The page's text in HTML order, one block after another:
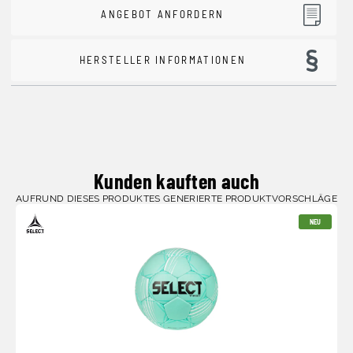
ANGEBOT ANFORDERN
HERSTELLER INFORMATIONEN
Kunden kauften auch
AUFRUND DIESES PRODUKTES GENERIERTE PRODUKTVORSCHLÄGE
NEU